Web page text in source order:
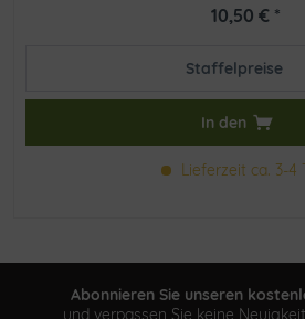
10,50 € *
Staffelpreise
In den
Lieferzeit ca. 3-4
Abonnieren Sie unseren
und verpassen Sie keine